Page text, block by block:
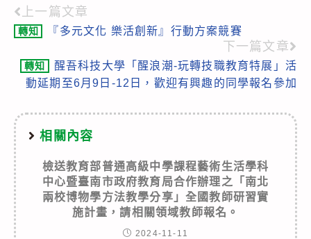
Read
more
articles
上一篇文章
轉知 『多元文化 樂活創新』行動方案競賽
下一篇文章
轉知
醒吾科技大學「醒浪潮-玩轉技職教育特展」活
動延期至6月9日-12日，歡迎有興趣的同學報名參加
相關內容
檢送教育部普通高級中學課程藝術生活學科
中心暨臺南市政府教育局合作辦理之「南北
兩校博物學方法教學分享」全國教師研習實
施計畫，請相關領域教師報名。
2024-11-11